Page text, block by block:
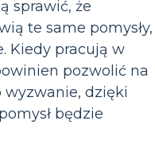
sprawić, że
te same pomysły,
Kiedy pracują w
pozwolić na
dzięki
będzie